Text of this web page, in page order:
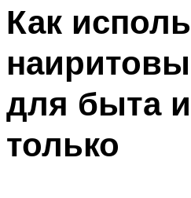
Как
для быта
только